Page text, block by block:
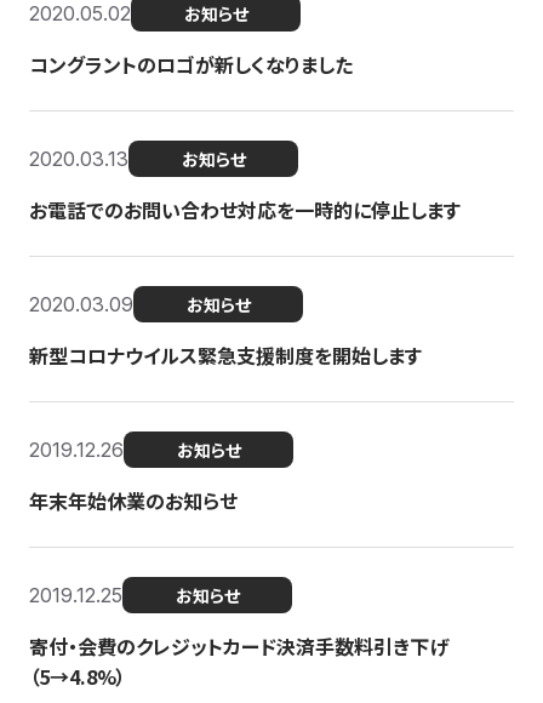
2020.05.02 お知らせ
コングラントのロゴが新しくなりました
2020.03.13 お知らせ
お電話でのお問い合わせ対応を一時的に停止します
2020.03.09 お知らせ
新型コロナウイルス緊急支援制度を開始します
2019.12.26 お知らせ
年末年始休業のお知らせ
2019.12.25 お知らせ
寄付・会費のクレジットカード決済手数料引き下げ
（5→4.8%）